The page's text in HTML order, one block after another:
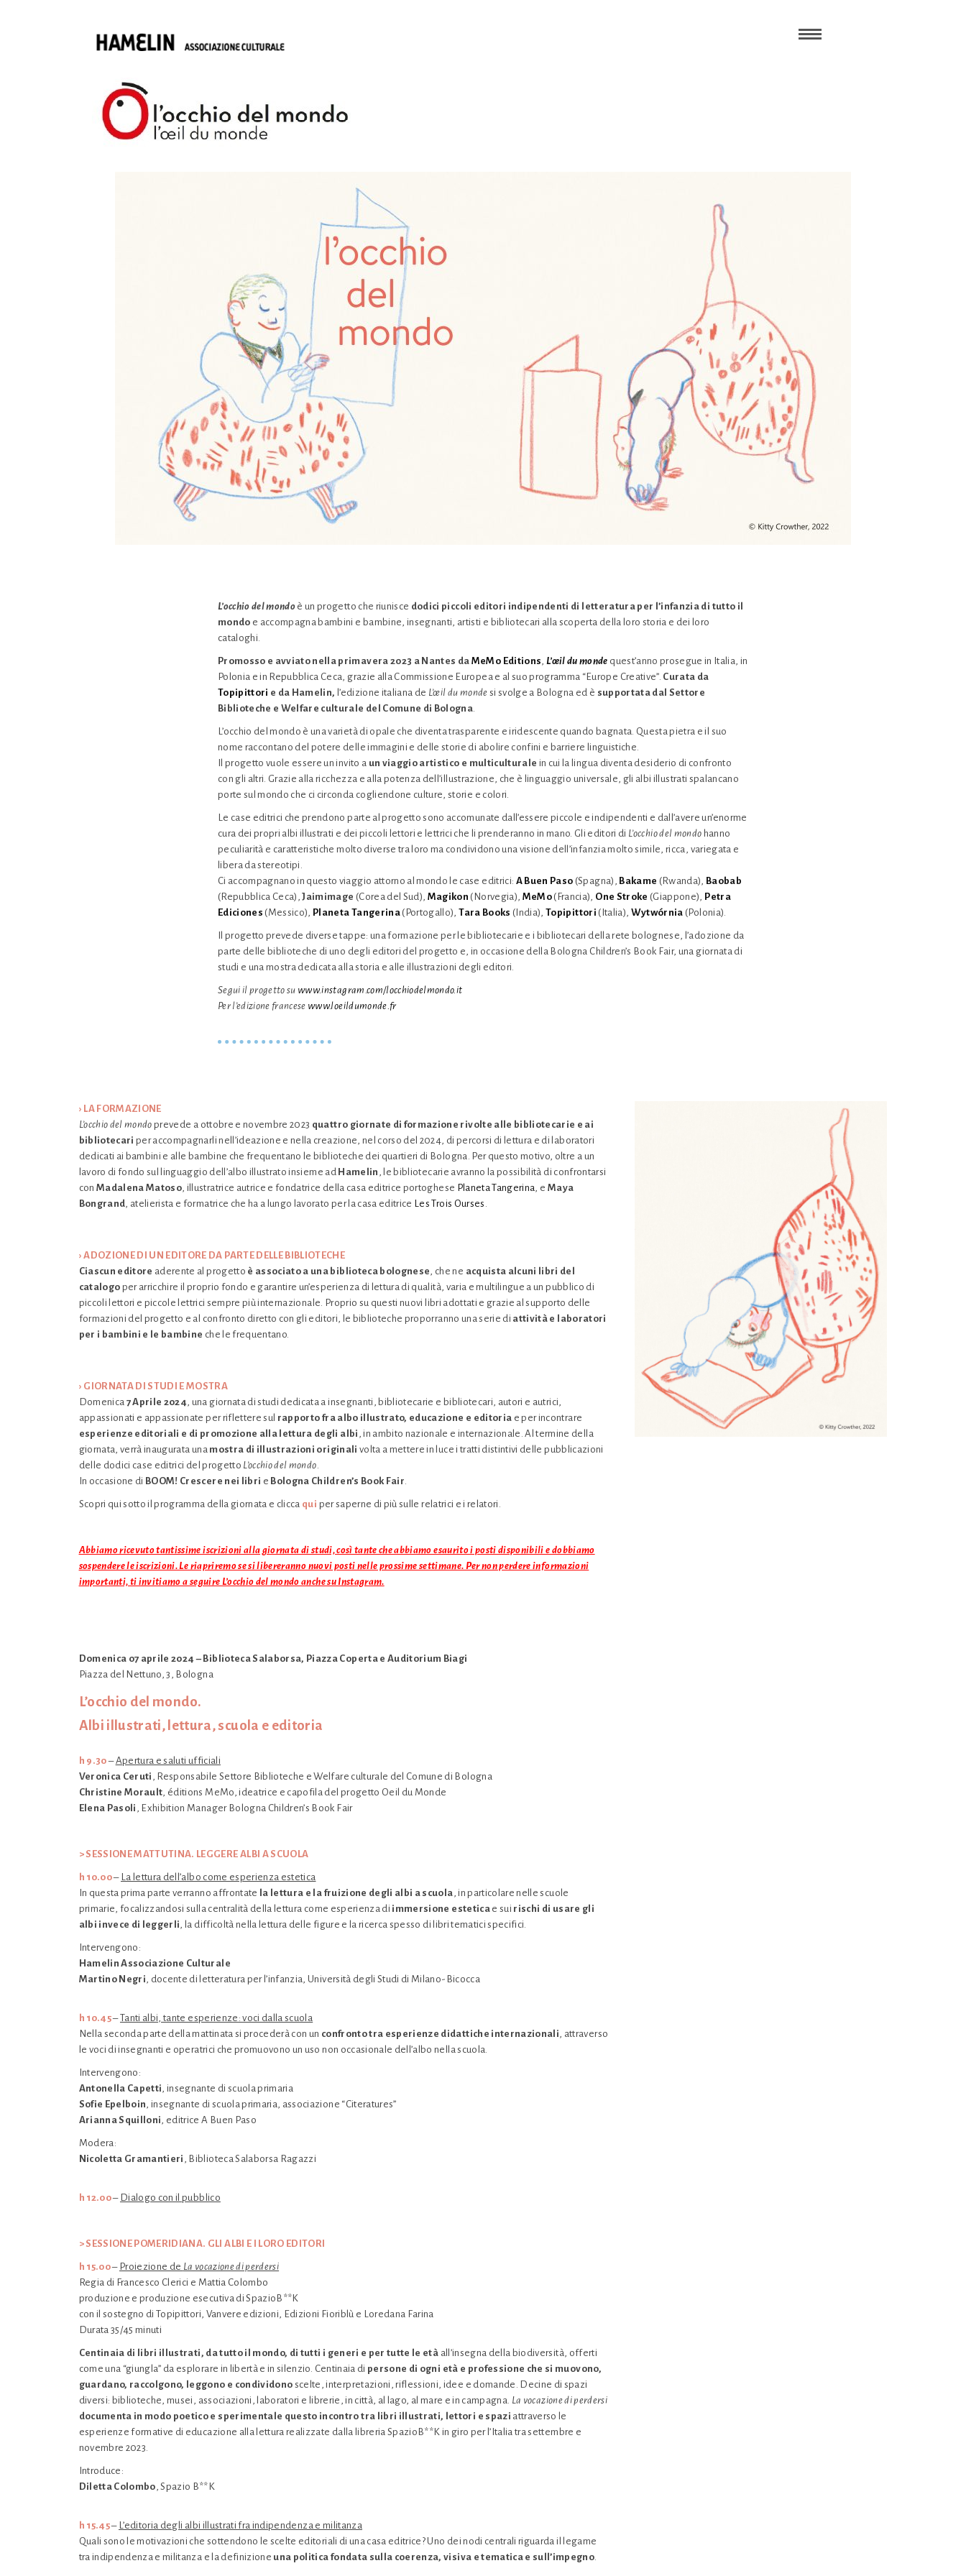
L’occhio del mondo è un progetto che riunisce dodici piccoli editori indipendenti di letteratura per l’infanzia di tutto il
mondo e accompagna bambini e bambine, insegnanti, artisti e bibliotecari alla scoperta della loro storia e dei loro
cataloghi.
Promosso e avviato nella primavera 2023 a Nantes da MeMo Editions L’œil du monde quest’anno prosegue in Italia, in
Polonia e in Repubblica Ceca, grazie alla Commissione Europea e al suo programma “Europe Creative”. Curata da
Topipittori e da Hamelin, l’edizione italiana de L’œil du monde si svolge a Bologna ed è supportata dal Settore
Biblioteche e Welfare culturale del Comune di Bologna
L’occhio del mondo è una varietà di opale che diventa trasparente e iridescente quando bagnata. Questa pietra e il suo
nome raccontano del potere delle immagini e delle storie di abolire confini e barriere linguistiche.
Il progetto vuole essere un invito a un viaggio artistico e multiculturale in cui la lingua diventa desiderio di confronto
con gli altri. Grazie alla ricchezza e alla potenza dell’illustrazione, che è linguaggio universale, gli albi illustrati spalancano
porte sul mondo che ci circonda cogliendone culture, storie e colori.
Le case editrici che prendono parte al progetto sono accomunate dall’essere piccole e indipendenti e dall’avere un’enorme
cura dei propri albi illustrati e dei piccoli lettori e lettrici che li prenderanno in mano. Gli editori di L’occhio del mondo hanno
peculiarità e caratteristiche molto diverse tra loro ma condividono una visione dell’infanzia molto simile, ricca, variegata e
libera da stereotipi.
Ci accompagnano in questo viaggio attorno al mondo le case editrici: A Buen Paso (Spagna), Bakame (Rwanda), Baobab
(Repubblica Ceca),Jaimimage (Corea del Sud), Magikon (Norvegia), MeMo (Francia), One Stroke (Giappone), Petra
Ediciones (Messico), Planeta Tangerina(Portogallo),Tara Books (India),Topipittori (Italia), Wytwórnia (Polonia).
Il progetto prevede diverse tappe: una formazione per le bibliotecarie e i bibliotecari della rete bolognese, l’adozione da
parte delle biblioteche di uno degli editori del progetto e, in occasione della Bologna Children’s Book Fair, una giornata di
studi e una mostra dedicata alla storia e alle illustrazioni degli editori.
Segui il progetto su www.instagram.com/locchiodelmondo.it
Per l’edizione francese www.loeildumonde.fr
› LA FORMAZIONE
L’occhio del mondo prevede a ottobre e novembre 2023 quattro giornate di formazione rivolte alle bibliotecarie e ai
bibliotecari per accompagnarli nell’ideazione e nella creazione, nel corso del 2024, di percorsi di lettura e di laboratori
dedicati ai bambini e alle bambine che frequentano le biblioteche dei quartieri di Bologna. Per questo motivo, oltre a un
lavoro di fondo sul linguaggio dell’albo illustrato insieme ad Hamelin , le bibliotecarie avranno la possibilità di confrontarsi
con Madalena Matoso , illustratrice autrice e fondatrice della casa editrice portoghese Planeta Tangerina , e Maya
Bongrand , atelierista e formatrice che ha a lungo lavorato per la casa editrice Les Trois Ourses
› ADOZIONE DI UN EDITORE DA PARTE DELLE BIBLIOTECHE
Ciascun editore aderente al progetto è associato a una biblioteca bolognese , che ne acquista alcuni libri del
catalogo per arricchire il proprio fondo e garantire un’esperienza di lettura di qualità, varia e multilingue a un pubblico di
piccoli lettori e piccole lettrici sempre più internazionale. Proprio su questi nuovi libri adottati e grazie al supporto delle
formazioni del progetto e al confronto diretto con gli editori, le biblioteche proporranno una serie di attività e laboratori
per i bambini e le bambine che le frequentano.
› GIORNATA DI STUDI E MOSTRA
Domenica 7 Aprile 2024 , una giornata di studi dedicata a insegnanti, bibliotecarie e bibliotecari, autori e autrici,
appassionati e appassionate per riflettere sul rapporto fra albo illustrato, educazione e editoria e per incontrare
esperienze editoriali e di promozione alla lettura degli albi , in ambito nazionale e internazionale. Al termine della
giornata, verrà inaugurata una mostra di illustrazioni originali volta a mettere in luce i tratti distintivi delle pubblicazioni
delle dodici case editrici del progetto L’occhio del mondo
In occasione di BOOM! Crescere nei libri e Bologna Children’s Book Fair
Scopri qui sotto il programma della giornata e clicca qui per saperne di più sulle relatrici e i relatori.
Abbiamo ricevuto tantissime iscrizioni alla giornata di studi, così tante che abbiamo esaurito i posti disponibili e dobbiamo
sospendere le iscrizioni. Le riapriremo se si libereranno nuovi posti nelle prossime settimane. Per non perdere informazioni
importanti, ti invitiamo a seguire L’occhio del mondo anche su Instagram.
Domenica 07 aprile 2024 – Biblioteca Salaborsa, Piazza Coperta e Auditorium Biagi
Piazza del Nettuno, 3, Bologna
L’occhio del mondo.
Albi illustrati, lettura, scuola e editoria
h 9.30–Apertura e saluti ufficiali
Veronica Ceruti , Responsabile Settore Biblioteche e Welfare culturale del Comune di Bologna
Christine Morault , éditions MeMo, ideatrice e capofila del progetto Oeil du Monde
Elena Pasoli , Exhibition Manager Bologna Children’s Book Fair
> SESSIONE MATTUTINA. LEGGERE ALBI A SCUOLA
h 10.00– La lettura dell’albo come esperienza estetica
In questa prima parte verranno affrontate la lettura e la fruizione degli albi a scuola , in particolare nelle scuole
primarie, focalizzandosi sulla centralità della lettura come esperienza di immersione esteticae sui rischi di usare gli
albi invece di leggerli , la difficoltà nella lettura delle figure e la ricerca spesso di libri tematici specifici.
Intervengono:
Hamelin Associazione Culturale
Martino Negri , docente di letteratura per l’infanzia, Università degli Studi di Milano-Bicocca
h 10.45–Tanti albi, tante esperienze: voci dalla scuola
Nella seconda parte della mattinata si procederà con un confronto tra esperienze didattiche internazionali , attraverso
le voci di insegnanti e operatrici che promuovono un uso non occasionale dell’albo nella scuola.
Intervengono:
Antonella Capetti , insegnante di scuola primaria
Sofie Epelboin , insegnante di scuola primaria, associazione “Citeratures”
Arianna Squilloni , editrice A Buen Paso
Modera:
Nicoletta Gramantieri , Biblioteca Salaborsa Ragazzi
h 12.00– Dialogo con il pubblico
> SESSIONE POMERIDIANA. GLI ALBI E I LORO EDITORI
h 15.00– Proiezione de La vocazione di perdersi
Regia di Francesco Clerici e Mattia Colombo
produzione e produzione esecutiva di SpazioB**K
con il sostegno di Topipittori, Vanvere edizioni, Edizioni Fioriblù e Loredana Farina
Durata 35/45 minuti
Centinaia di libri illustrati, da tutto il mondo, di tutti i generi e per tutte le età all’insegna della biodiversità, offerti
come una “giungla” da esplorare in libertà e in silenzio. Centinaia di persone di ogni età e professione che si muovono,
guardano, raccolgono, leggono e condividono scelte, interpretazioni, riflessioni, idee e domande. Decine di spazi
diversi: biblioteche, musei, associazioni, laboratori e librerie, in città, al lago, al mare e in campagna. La vocazione di perdersi
documenta in modo poetico e sperimentale questo incontro tra libri illustrati, lettori e spazi attraverso le
esperienze formative di educazione alla lettura realizzate dalla libreria SpazioB**K in giro per l’Italia tra settembre e
novembre 2023.
Introduce:
Diletta Colombo , Spazio B**K
h 15.45– L’editoria degli albi illustrati fra indipendenza e militanza
Quali sono le motivazioni che sottendono le scelte editoriali di una casa editrice? Uno dei nodi centrali riguarda il legame
tra indipendenza e militanza e la definizione una politica fondata sulla coerenza, visiva e tematica e sull’impegno